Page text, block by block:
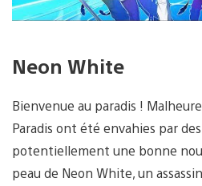
Neon White
Bienvenue au paradis !
Paradis ont été envahies par
potentiellement une bonne
peau de Neon White, un